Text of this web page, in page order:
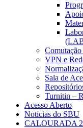
VPN e
Sala de
Turnitin –
Acesso Aberto
Notícias do SBU
CALOURADA